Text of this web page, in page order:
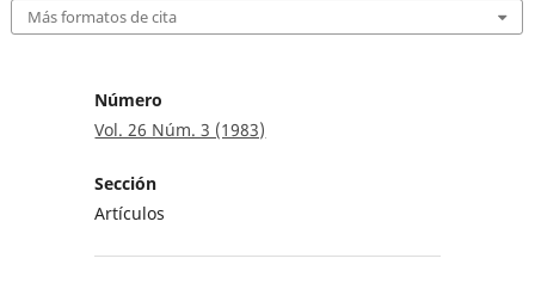
Más formatos de cita
Número
Vol. 26 Núm. 3 (1983)
Sección
Artículos